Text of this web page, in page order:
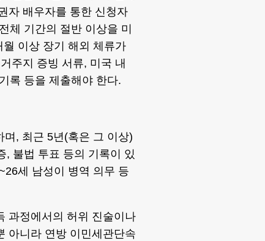
자 배우자를 통한 신청자
체 기간의 절반 이상을 미
이상 장기 해외 체류가
주지 증빙 서류, 미국 내
록 등을 제출해야 한다.
며, 최근 5년(혹은 그 이상)
, 불법 투표 등의 기록이 있
세 남성이 병역 의무 등
과정에서의 허위 진술이나
아니라 연방 이민세관단속